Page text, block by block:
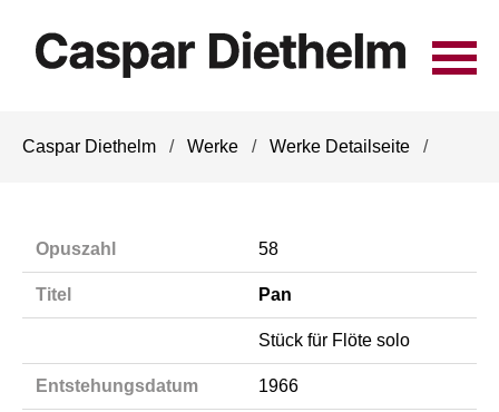
überspringen
Caspar Diethelm Werke Werke Detailseite
Opuszahl 58
Titel Pan
Stück für Flöte solo
Entstehungsdatum 1966